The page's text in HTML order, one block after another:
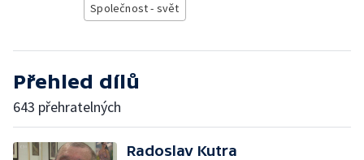
Společnost - svět
Přehled dílů
643 přehratelných
Radoslav Kutra